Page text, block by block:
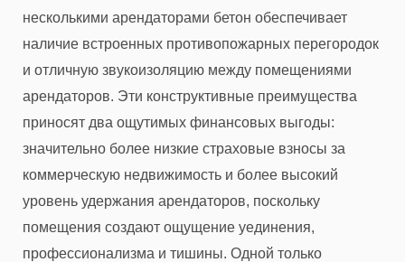
несколькими арендаторами бетон обеспечивает
наличие встроенных противопожарных перегородок
и отличную звукоизоляцию между помещениями
арендаторов. Эти конструктивные преимущества
приносят два ощутимых финансовых выгоды:
значительно более низкие страховые взносы за
коммерческую недвижимость и более высокий
уровень удержания арендаторов, поскольку
помещения создают ощущение уединения,
профессионализма и тишины. Одной только